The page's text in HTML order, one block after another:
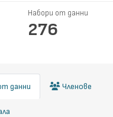
Набори от данни
276
данни Членове